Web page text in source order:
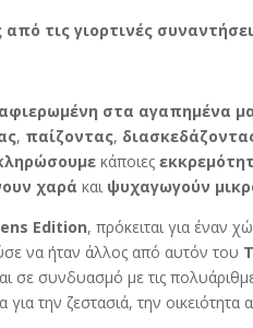
τις γιορτινές
στα αγαπημένα
, παίζοντας,
κάποιες
χαρά και ψυχαγωγούν
Edition, πρόκειται για έναν
να ήταν άλλος από αυτόν του
σε συνδυασμό με τις
την ζεστασιά, την οικειότητα